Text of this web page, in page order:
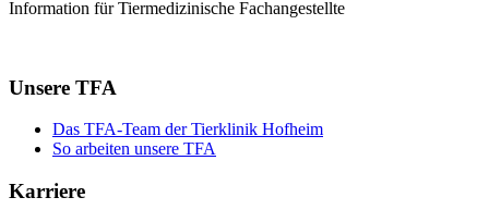
Information für Tiermedizinische Fachangestellte
Unsere TFA
Das TFA-Team der Tierklinik Hofheim
So arbeiten unsere TFA
Karriere